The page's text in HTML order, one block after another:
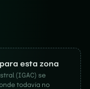
esta zona
(IGAC) se
todavía no